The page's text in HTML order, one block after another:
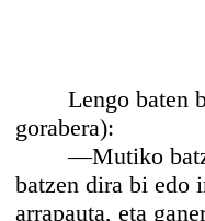
Lengo baten
gorabera):
—Mutiko batzuk
batzen dira bi edo
arrapauta, eta